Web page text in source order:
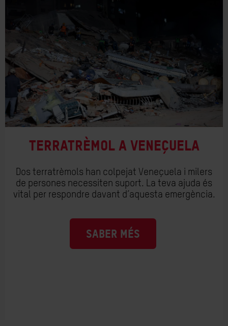
Terratrèmol a Veneçuela
Dos terratrèmols han colpejat Veneçuela i milers
de persones necessiten suport. La teva ajuda és
vital per respondre davant d’aquesta emergència.
SABER MÉS